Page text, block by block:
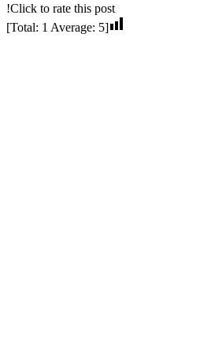
Click to rate this post!
[Total:
1 Average: 5
]